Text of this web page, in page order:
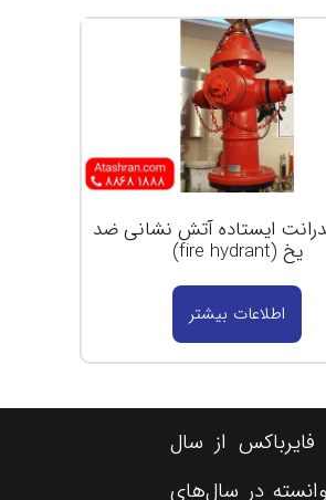
ایستاده آتش نشانی ضد
یخ (fire hydrant)
اطلاعات بیشتر
از سال
در سال‌های